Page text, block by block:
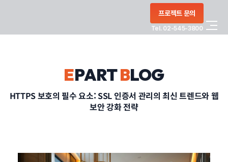
프로젝트 문의
Tel. 02-545-3800
EPARTBLOG
HTTPS 보호의 필수 요소: SSL 인증서 관리의 최신 트렌드와 웹
보안 강화 전략